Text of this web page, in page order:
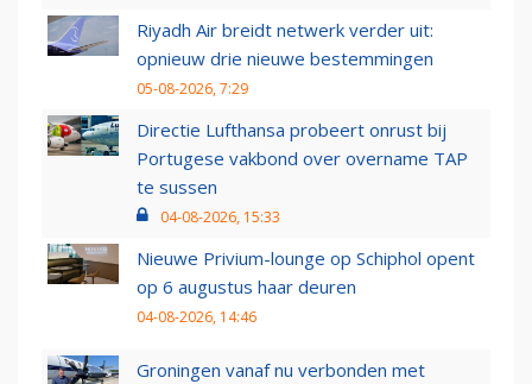
Riyadh Air breidt netwerk verder uit:
opnieuw drie nieuwe bestemmingen
05-08-2026, 7:29
Directie Lufthansa probeert onrust bij
Portugese vakbond over overname TAP
te sussen
04-08-2026, 15:33
Nieuwe Privium-lounge op Schiphol opent
op 6 augustus haar deuren
04-08-2026, 14:46
Groningen vanaf nu verbonden met